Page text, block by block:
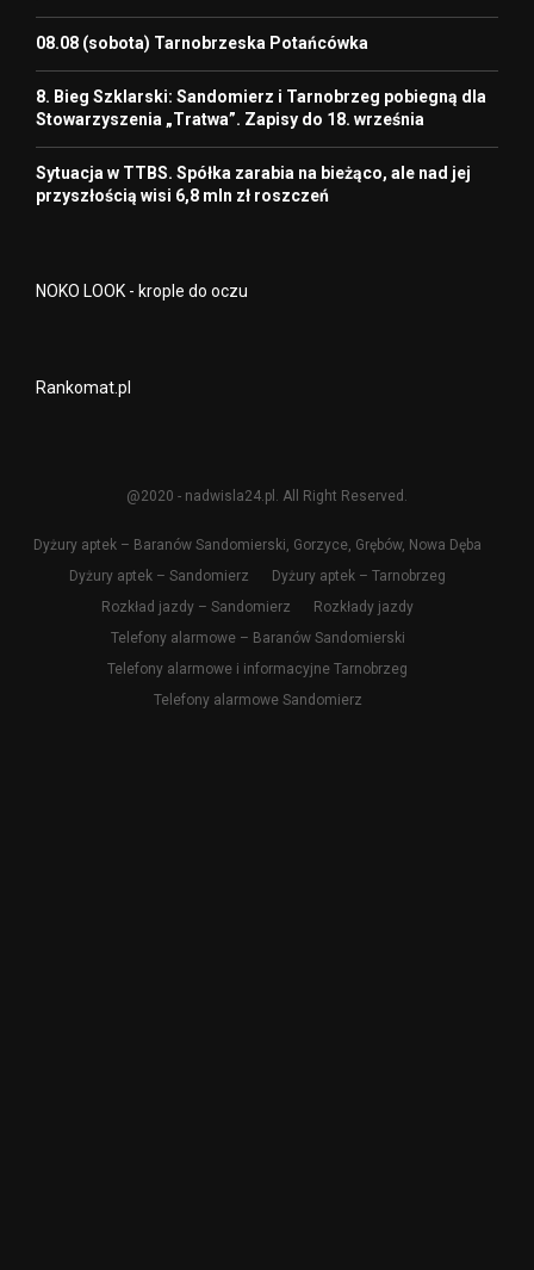
08.08 (sobota) Tarnobrzeska Potańcówka
8. Bieg Szklarski: Sandomierz i Tarnobrzeg pobiegną dla
Stowarzyszenia „Tratwa”. Zapisy do 18. września
Sytuacja w TTBS. Spółka zarabia na bieżąco, ale nad jej
przyszłością wisi 6,8 mln zł roszczeń
NOKO LOOK - krople do oczu
Rankomat.pl
@2020 - nadwisla24.pl. All Right Reserved.
Dyżury aptek – Baranów Sandomierski, Gorzyce, Grębów, Nowa Dęba
Dyżury aptek – Sandomierz
Dyżury aptek – Tarnobrzeg
Rozkład jazdy – Sandomierz
Rozkłady jazdy
Telefony alarmowe – Baranów Sandomierski
Telefony alarmowe i informacyjne Tarnobrzeg
Telefony alarmowe Sandomierz